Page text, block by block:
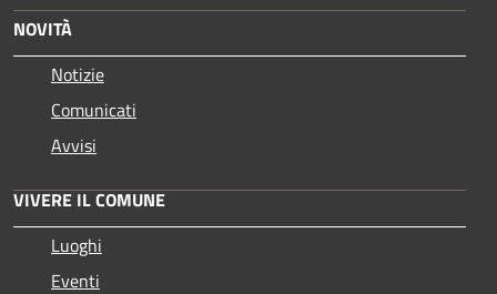
NOVITÀ
Notizie
Comunicati
Avvisi
VIVERE IL COMUNE
Luoghi
Eventi